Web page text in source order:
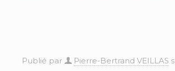
Publié par Pierre-Bertrand VEILLAS